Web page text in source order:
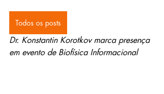
Todos os posts
Dr. Konstantin Korotkov marca presença
em evento de Biofísica Informacional